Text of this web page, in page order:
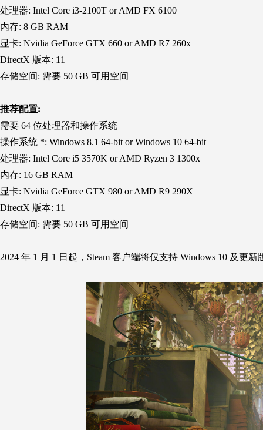
处理器: Intel Core i3-2100T or AMD FX 6100
内存: 8 GB RAM
显卡: Nvidia GeForce GTX 660 or AMD R7 260x
DirectX 版本: 11
存储空间: 需要 50 GB 可用空间
推荐配置:
需要 64 位处理器和操作系统
操作系统 *: Windows 8.1 64-bit or Windows 10 64-bit
处理器: Intel Core i5 3570K or AMD Ryzen 3 1300x
内存: 16 GB RAM
显卡: Nvidia GeForce GTX 980 or AMD R9 290X
DirectX 版本: 11
存储空间: 需要 50 GB 可用空间
2024 年 1 月 1 日起，Steam 客户端将仅支持 Windows 10 及更新